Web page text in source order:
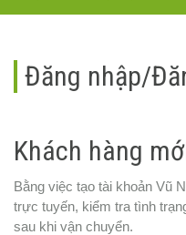
Đăng nhập/
Khách hàng
Bằng việc tạo tài khoản Vũ
trực tuyến, kiểm tra tình
sau khi vận chuyển.